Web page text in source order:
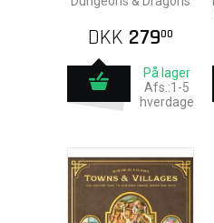
DKK 27900
På lager
Afs.:1-5
hverdage